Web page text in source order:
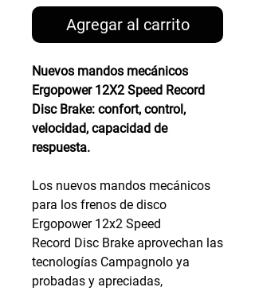
Agregar al carrito
Nuevos mandos mecánicos
Ergopower 12X2 Speed Record
Disc Brake: confort, control,
velocidad, capacidad de
respuesta.
Los nuevos mandos mecánicos
para los frenos de disco
Ergopower 12x2 Speed
Record Disc Brake aprovechan las
tecnologías Campagnolo ya
probadas y apreciadas,